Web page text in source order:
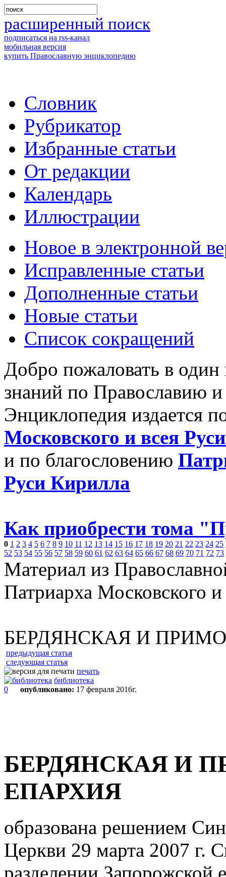
расширенный поиск
подписаться на rss-канал
мобильная версия
купить Православную энциклопедию
Словник
Рубрикатор
Избранные статьи
От редакции
Календарь
Иллюстрации
Новое в электронной
Исправленные статьи
Дополненные статьи
Новые статьи
Список сокращений
Добро пожаловать в
знаний по Православию
Энциклопедия издается
Московского и всея
и по благословению
Руси Кирилла
Как приобрести тома
0 1 2 3 4 5 6 7 8 9 10 11 12 13 14 15 16 17 18 19 20 21 22 23 24 25
52 53 54 55 56 57 58 59 60 61 62 63 64 65 66 67 68 69 70 71 72 73
Материал из
Патриарха Московского
БЕРДЯНСКАЯ И
предыдущая статья
следующая статья
печать
библиотека
0
опубликовано: 17 февраля 2016г.
БЕРДЯНСКАЯ И
ЕПАРХИЯ
образована решением
Церкви 29 марта 2007 г.
разделении Запорожской